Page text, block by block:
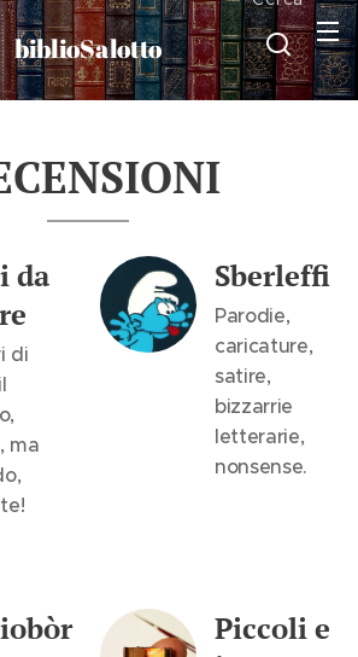
biblioSalotto
da
di
ma
Sberleffi
Parodie,
caricature,
satire,
bizzarrie
letterarie,
nonsense.
Piccoli e